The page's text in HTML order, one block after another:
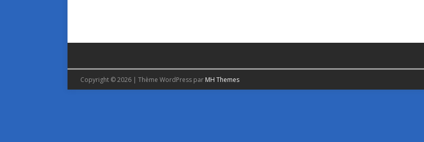
Copyright © 2026 | Thème WordPress par MH Themes